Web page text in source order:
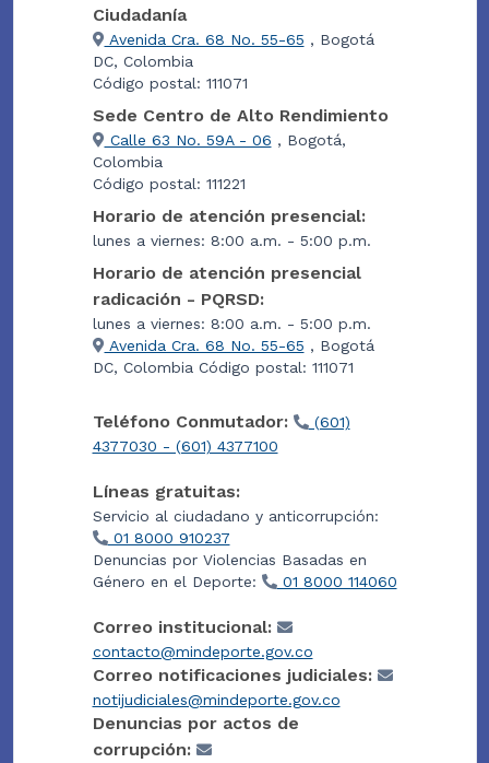
Ciudadanía
Avenida Cra. 68 No. 55-65 , Bogotá
DC, Colombia
Código postal: 111071
Sede Centro de Alto Rendimiento
Calle 63 No. 59A - 06 , Bogotá,
Colombia
Código postal: 111221
Horario de atención presencial:
lunes a viernes: 8:00 a.m. - 5:00 p.m.
Horario de atención presencial
radicación - PQRSD:
lunes a viernes: 8:00 a.m. - 5:00 p.m.
Avenida Cra. 68 No. 55-65 , Bogotá
DC, Colombia Código postal: 111071
Teléfono Conmutador:
(601)
4377030 - (601) 4377100
Líneas gratuitas:
Servicio al ciudadano y anticorrupción:
01 8000 910237
Denuncias por Violencias Basadas en
Género en el Deporte:
01 8000 114060
Correo institucional:
contacto@mindeporte.gov.co
Correo notificaciones judiciales:
notijudiciales@mindeporte.gov.co
Denuncias por actos de
corrupción: